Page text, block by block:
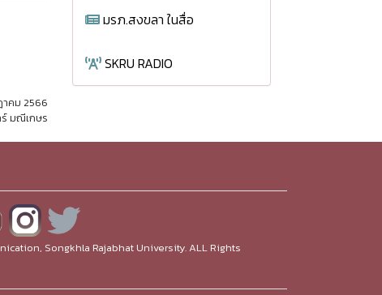
คม 2566
มณีเกษร
มรภ.สงขลา ในสื่อ
SKRU RADIO
Songkhla Rajabhat University. ALL Rights